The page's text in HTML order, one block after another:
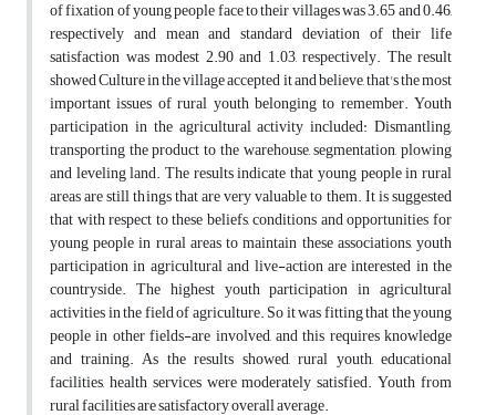
of fixation of young people face to their villages was 3.65 and 0.46,
respectively and mean and standard deviation of their life
satisfaction was modest 2.90 and 1.03, respectively. The result
showed Culture in the village accepted it and believe, that's the most
important issues of rural youth belonging to remember. Youth
participation in the agricultural activity included: Dismantling,
transporting the product to the warehouse, segmentation, plowing
and leveling land. The results indicate that young people in rural
areas are still things that are very valuable to them. It is suggested
that with respect to these beliefs, conditions and opportunities for
young people in rural areas to maintain these associations, youth
participation in agricultural and live-action are interested in the
countryside. The highest youth participation in agricultural
activities in the field of agriculture. So it was fitting that the young
people in other fields-are involved, and this requires knowledge
and training. As the results showed, rural youth, educational
facilities, health services were moderately satisfied. Youth from
rural facilities are satisfactory overall average.